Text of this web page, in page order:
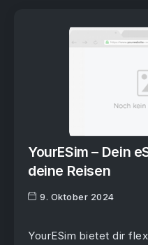
YourESim – Dein
deine Reisen
9. Oktober 2024
YourESim bietet dir